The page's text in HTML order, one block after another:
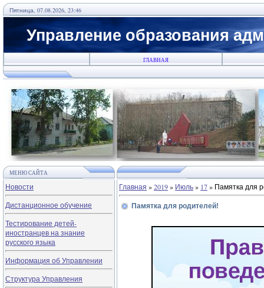
Пятница, 07.08.2026, 23:46
Управление образования
ГЛАВНАЯ
МЕНЮ САЙТА
Новости
Дистанционное обучение
Тестирование детей-
иностранцев на знание
русского языка
Информация об Управлении
Структура Управления
Главная »2019» Июль» 17» Памятка для
Памятка для родителей!